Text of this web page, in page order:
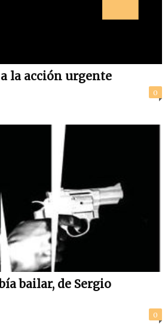
la acción urgente
0
bailar, de Sergio
0